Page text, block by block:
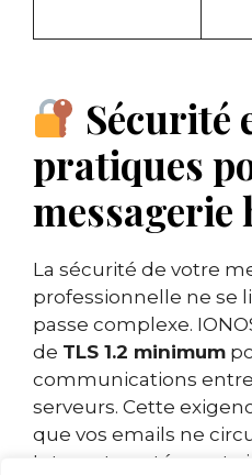
Sécurité
pratiques
messagerie
La sécurité de votre
professionnelle ne se
passe complexe.
de TLS 1.2 minimum
communications
serveurs. Cette
que vos emails ne
Internet, protégeant